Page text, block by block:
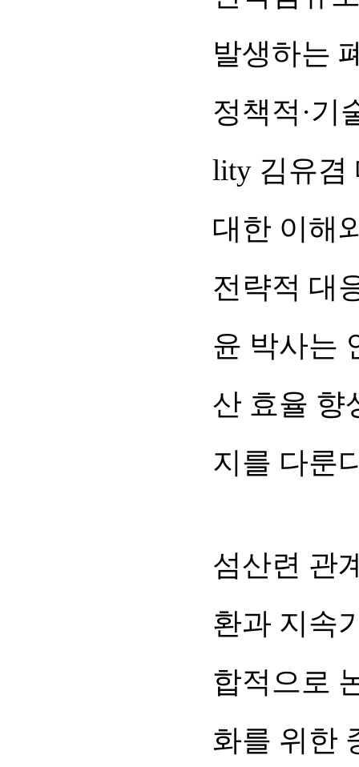
발생하는
정책적·기
lity 김유겸
대한 이해
전략적 대
윤 박사는
산 효율 향
지를 다룬
섬산련 관
환과 지속
합적으로
화를 위한